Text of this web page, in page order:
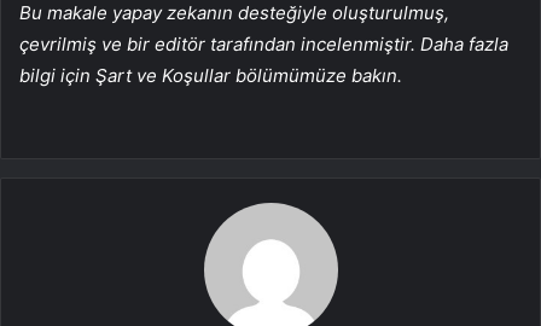
Bu makale yapay zekanın desteğiyle oluşturulmuş,
çevrilmiş ve bir editör tarafından incelenmiştir. Daha fazla
bilgi için Şart ve Koşullar bölümümüze bakın.